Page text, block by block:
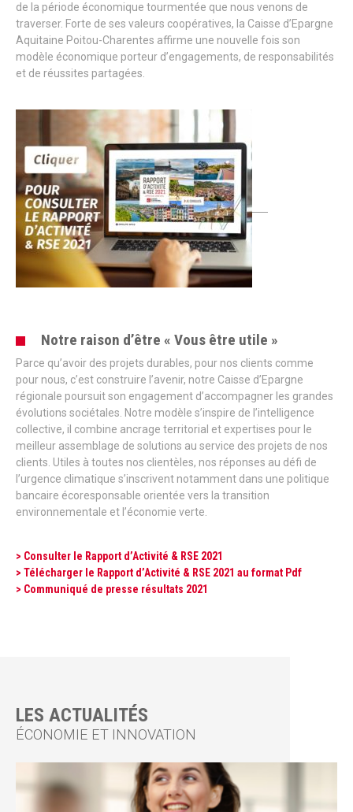
de la période économique tourmentée que nous venons de
traverser. Forte de ses valeurs coopératives, la Caisse d’Epargne
Aquitaine Poitou-Charentes affirme une nouvelle fois son
modèle économique porteur d’engagements, de responsabilités
et de réussites partagées.
Notre raison d’être « Vous être utile »
Parce qu’avoir des projets durables, pour nos clients comme
pour nous, c’est construire l’avenir, notre Caisse d’Epargne
régionale poursuit son engagement d’accompagner les grandes
évolutions sociétales. Notre modèle s’inspire de l’intelligence
collective, il combine ancrage territorial et expertises pour le
meilleur assemblage de solutions au service des projets de nos
clients. Utiles à toutes nos clientèles, nos réponses au défi de
l’urgence climatique s’inscrivent notamment dans une politique
bancaire écoresponsable orientée vers la transition
environnementale et l’économie verte.
> Consulter le Rapport d’Activité & RSE 2021
> Télécharger le Rapport d’Activité & RSE 2021 au format Pdf
> Communiqué de presse résultats 2021
LES ACTUALITÉS
ÉCONOMIE ET INNOVATION